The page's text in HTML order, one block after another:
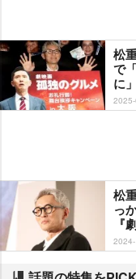
松
で
に」
松
っ
『